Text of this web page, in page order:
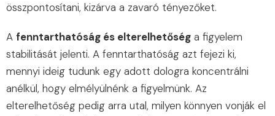
összpontosítani, kizárva a zavaró tényezőket.
A fenntarthatóság és elterelhetőség a figyelem
stabilitását jelenti. A fenntarthatóság azt fejezi ki,
mennyi ideig tudunk egy adott dologra koncentrálni
anélkül, hogy elmélyülnénk a figyelmünk. Az
elterelhetőség pedig arra utal, milyen könnyen vonják el